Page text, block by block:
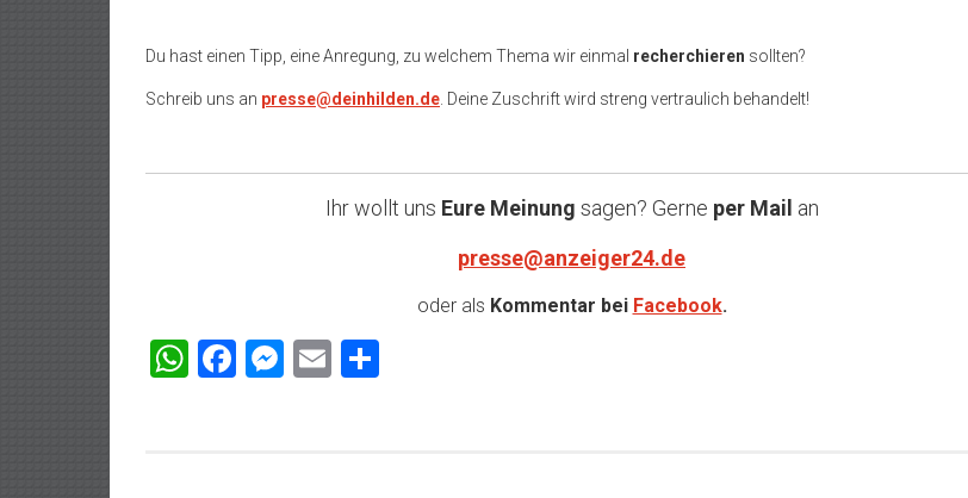
Du hast einen Tipp, eine Anregung, zu welchem Thema wir einmal recherchieren sollten?
Schreib uns an presse@deinhilden.de. Deine Zuschrift wird streng vertraulich behandelt!
Ihr wollt uns Eure Meinung sagen? Gerne per Mail an
presse@anzeiger24.de
oder als Kommentar bei Facebook.
WhatsApp
Facebook
Messenger
Email